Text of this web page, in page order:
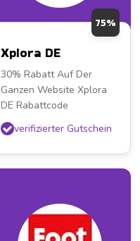
75%
Xplora DE
30% Rabatt Auf Der
Ganzen Website Xplora
DE Rabattcode
verifizierter Gutschein